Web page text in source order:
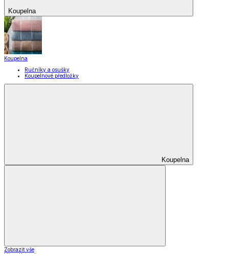
Koupelna
Koupelna
Ručníky a osušky
Koupelnové předložky
Koupelna
Zobrazit vše